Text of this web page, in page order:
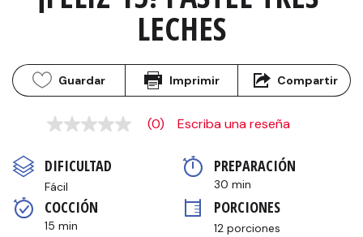
LECHES
Guardar Imprimir Compartir
Sin
en
la
misma
página.
(0) Escriba una reseña
DIFICULTAD
Fácil
PREPARACIÓN
30 min
COCCIÓN
15 min
PORCIONES
12 porciones